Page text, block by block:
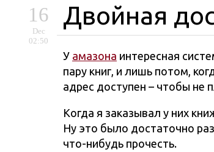
16
Dec
02:50
Двойная
У амазона интересная
пару книг, и лишь потом,
адрес доступен – чтобы не
Когда я заказывал у них
Ну это было достаточно
что-нибудь прочесть.